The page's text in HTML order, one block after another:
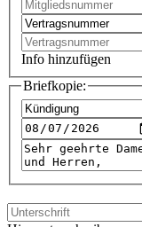
Info hinzufügen
Briefkopie: